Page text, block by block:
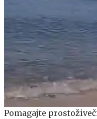
Pomagajte